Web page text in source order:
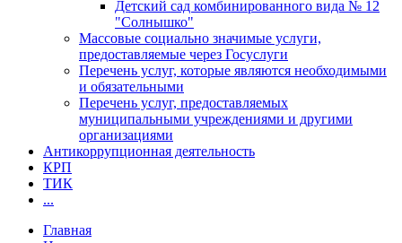
Детский сад комбинированного вида № 12
"Солнышко"
Массовые социально значимые услуги,
предоставляемые через Госуслуги
Перечень услуг, которые являются необходимыми
и обязательными
Перечень услуг, предоставляемых
муниципальными учреждениями и другими
организациями
Антикоррупционная деятельность
КРП
ТИК
...
Главная